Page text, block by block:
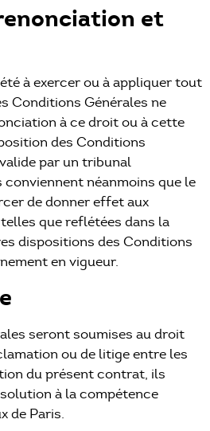
et
à exercer ou à appliquer tout
Conditions Générales ne
à ce droit ou à cette
des Conditions
par un tribunal
néanmoins que le
de donner effet aux
que reflétées dans la
dispositions des Conditions
en vigueur.
seront soumises au droit
ou de litige entre les
du présent contrat, ils
à la compétence
de Paris.